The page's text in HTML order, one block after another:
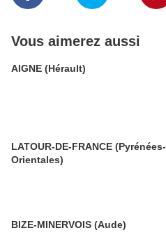
Vous aimerez aussi
AIGNE (Hérault)
LATOUR-DE-FRANCE (Pyrénées-
Orientales)
BIZE-MINERVOIS (Aude)